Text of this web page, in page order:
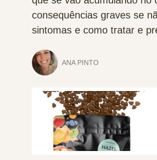
consequências graves se
sintomas e como tratar e
ANA PINTO